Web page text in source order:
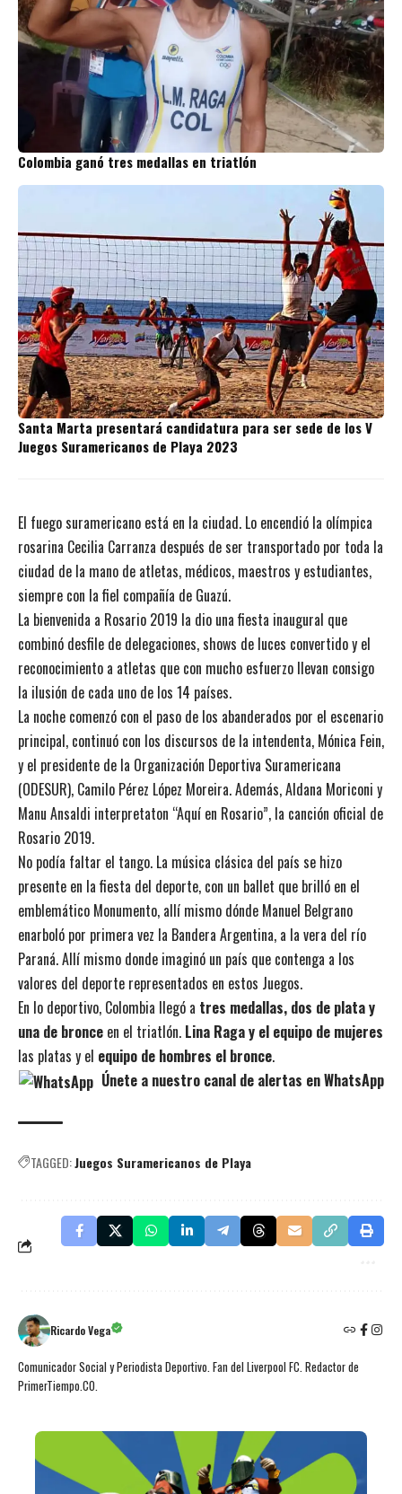
Colombia ganó tres medallas en triatlón
Santa Marta presentará candidatura para ser sede de los V
Juegos Suramericanos de Playa 2023
El fuego suramericano está en la ciudad. Lo encendió la olímpica
rosarina Cecilia Carranza después de ser transportado por toda la
ciudad de la mano de atletas, médicos, maestros y estudiantes,
siempre con la fiel compañía de Guazú.
La bienvenida a Rosario 2019 la dio una fiesta inaugural que
combinó desfile de delegaciones, shows de luces convertido y el
reconocimiento a atletas que con mucho esfuerzo llevan consigo
la ilusión de cada uno de los 14 países.
La noche comenzó con el paso de los abanderados por el escenario
principal, continuó con los discursos de la intendenta, Mónica Fein,
y el presidente de la Organización Deportiva Suramericana
(ODESUR), Camilo Pérez López Moreira. Además, Aldana Moriconi y
Manu Ansaldi interpretaton “Aquí en Rosario”, la canción oficial de
Rosario 2019.
No podía faltar el tango. La música clásica del país se hizo
presente en la fiesta del deporte, con un ballet que brilló en el
emblemático Monumento, allí mismo dónde Manuel Belgrano
enarboló por primera vez la Bandera Argentina, a la vera del río
Paraná. Allí mismo donde imaginó un país que contenga a los
valores del deporte representados en estos Juegos.
En lo deportivo, Colombia llegó a tres medallas, dos de plata y
una de bronce en el triatlón. Lina Raga y el equipo de mujeres
las platas y el equipo de hombres el bronce.
Únete a nuestro canal de alertas en WhatsApp
TAGGED:Juegos Suramericanos de Playa
Ricardo Vega
Comunicador Social y Periodista Deportivo. Fan del Liverpool FC. Redactor de
PrimerTiempo.CO.